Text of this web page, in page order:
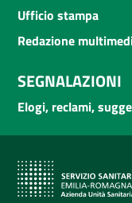
Ufficio stampa
Redazione
SEGNALAZIONI
Elogi, reclami,